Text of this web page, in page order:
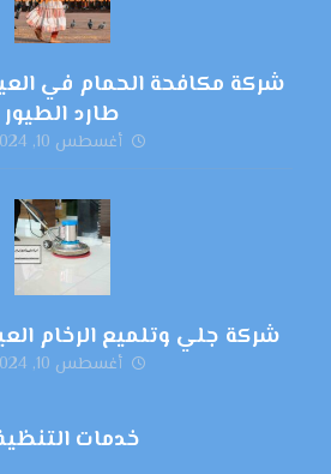
طارد الطيور
أغسطس 10, 2024
شركة جلي وتلميع الرخام العين
أغسطس 10, 2024
خدمات